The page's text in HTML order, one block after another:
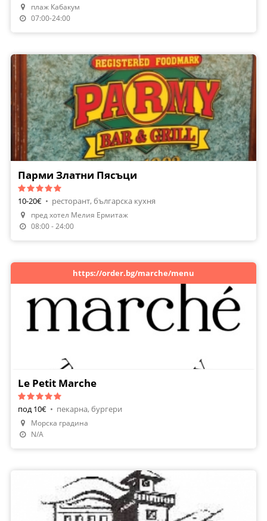
плаж Кабакум
07:00-24:00
Парми Златни Пясъци
10-20€ • ресторант, българска кухня
пред хотел Мелия Ермитаж
08:00 - 24:00
https://order.bg/marche/menu
Le Petit Marche
под 10€ • пекарна, бургери
Морска градина
N/A